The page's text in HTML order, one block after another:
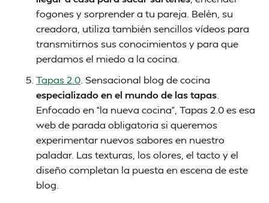
fogones y sorprender a tu pareja. Belén, su
creadora, utiliza también sencillos vídeos para
transmitirnos sus conocimientos y para que
perdamos el miedo a la cocina.
Tapas 2.0 . Sensacional blog de cocina
especializado en el mundo de las tapas
Enfocado en “la nueva cocina”, Tapas 2.0 es esa
web de parada obligatoria si queremos
experimentar nuevos sabores en nuestro
paladar. Las texturas, los olores, el tacto y el
diseño completan la puesta en escena de este
blog.